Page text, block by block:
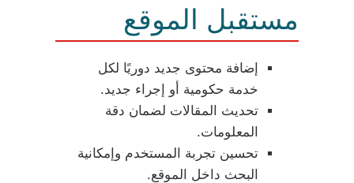
مستقبل الموقع
إضافة محتوى جديد دوريًا لكل
خدمة حكومية أو إجراء جديد.
تحديث المقالات لضمان دقة
المعلومات.
تحسين تجربة المستخدم وإمكانية
البحث داخل الموقع.